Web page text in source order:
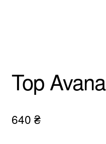
Top Avana
640 ₴